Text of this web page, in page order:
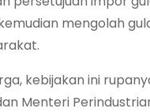
mengolah
kebijakan ini
Menteri